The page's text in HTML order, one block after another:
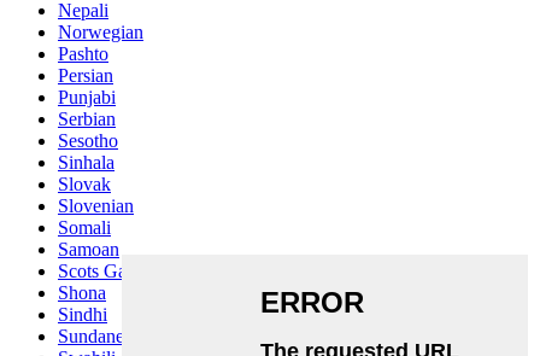
Nepali
Norwegian
Pashto
Persian
Punjabi
Serbian
Sesotho
Sinhala
Slovak
Slovenian
Somali
Samoan
Scots Gaelic
Shona
Sindhi
Sundanese